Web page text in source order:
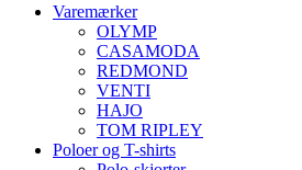
Varemærker
OLYMP
CASAMODA
REDMOND
VENTI
HAJO
TOM RIPLEY
Poloer og T-shirts